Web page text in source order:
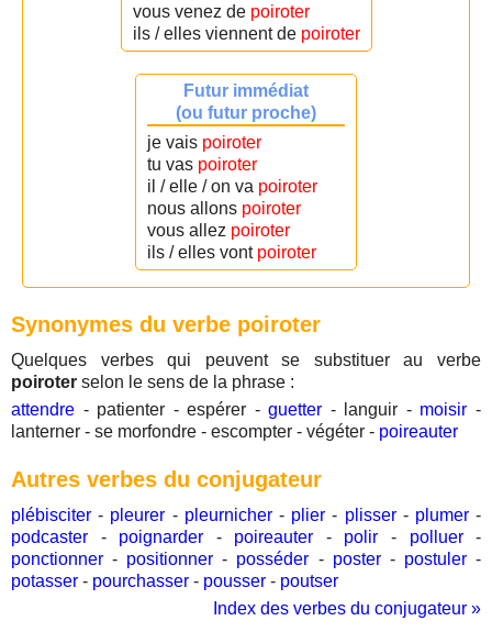
vous venez de poiroter
ils / elles viennent de poiroter
Futur immédiat
(ou futur proche)
je vais poiroter
tu vas poiroter
il / elle / on va poiroter
nous allons poiroter
vous allez poiroter
ils / elles vont poiroter
Synonymes du verbe poiroter
Quelques verbes qui peuvent se substituer au verbe
poiroter selon le sens de la phrase :
attendre - patienter - espérer -guetter - languir - moisir -
lanterner - se morfondre - escompter - végéter - poireauter
Autres verbes du conjugateur
plébisciter - pleurer - pleurnicher- plier - plisser- plumer-
podcaster - poignarder - poireauter - polir - polluer-
ponctionner - positionner - posséder - poster- postuler-
potasser - pourchasser - pousser - poutser
Index des verbes du conjugateur »